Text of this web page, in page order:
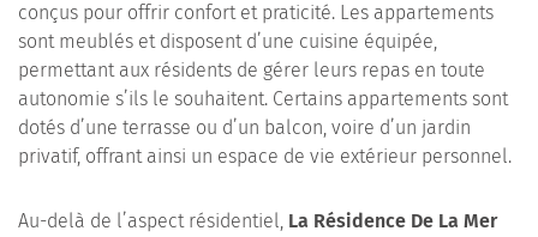
conçus pour offrir confort et praticité. Les appartements
sont meublés et disposent d’une cuisine équipée,
permettant aux résidents de gérer leurs repas en toute
autonomie s’ils le souhaitent. Certains appartements sont
dotés d’une terrasse ou d’un balcon, voire d’un jardin
privatif, offrant ainsi un espace de vie extérieur personnel.
Au-delà de l’aspect résidentiel, La Résidence De La Mer